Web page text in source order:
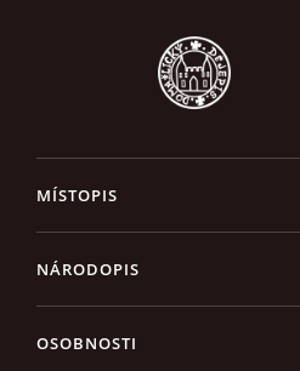
MÍSTOPIS
NÁRODOPIS
OSOBNOSTI